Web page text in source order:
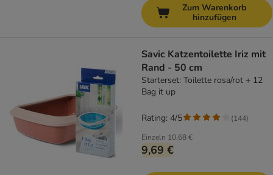
Zum Warenkorb
hinzufügen
Savic Katzentoilette Iriz mit
Rand - 50 cm
Starterset: Toilette rosa/rot + 12
Bag it up
Einzeln 10,68 €
9,69 €
Rating: 4/5 (144)